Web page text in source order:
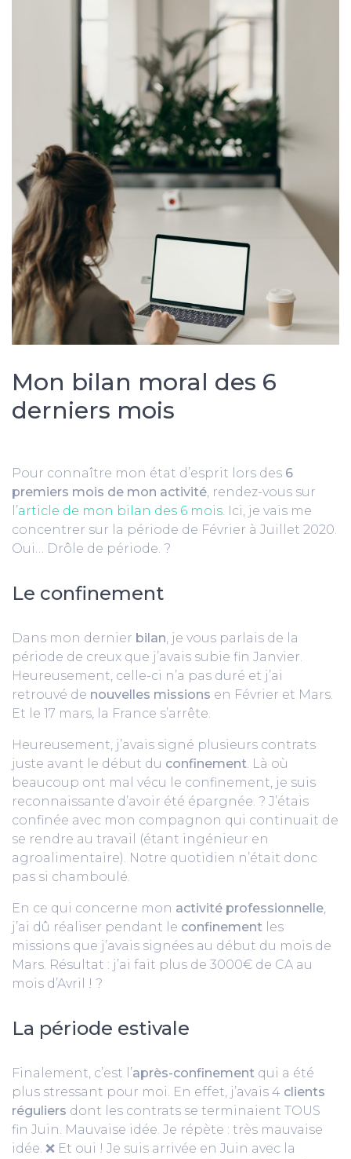
Mon bilan moral des 6
derniers mois
Pour connaître mon état d’esprit lors des 6
premiers mois de mon activité, rendez-vous sur
l’article de mon bilan des 6 mois. Ici, je vais me
concentrer sur la période de Février à Juillet 2020.
Oui… Drôle de période. ?
Le confinement
Dans mon dernier bilan, je vous parlais de la
période de creux que j’avais subie fin Janvier.
Heureusement, celle-ci n’a pas duré et j’ai
retrouvé de nouvelles missions en Février et Mars.
Et le 17 mars, la France s’arrête.
Heureusement, j’avais signé plusieurs contrats
juste avant le début du confinement. Là où
beaucoup ont mal vécu le confinement, je suis
reconnaissante d’avoir été épargnée. ? J’étais
confinée avec mon compagnon qui continuait de
se rendre au travail (étant ingénieur en
agroalimentaire). Notre quotidien n’était donc
pas si chamboulé.
En ce qui concerne mon activité professionnelle,
j’ai dû réaliser pendant le confinement les
missions que j’avais signées au début du mois de
Mars. Résultat : j’ai fait plus de 3000€ de CA au
mois d’Avril ! ?
La période estivale
Finalement, c’est l’après-confinement qui a été
plus stressant pour moi. En effet, j’avais 4 clients
réguliers dont les contrats se terminaient TOUS
fin Juin. Mauvaise idée. Je répète : très mauvaise
idée. ❌ Et oui ! Je suis arrivée en Juin avec la